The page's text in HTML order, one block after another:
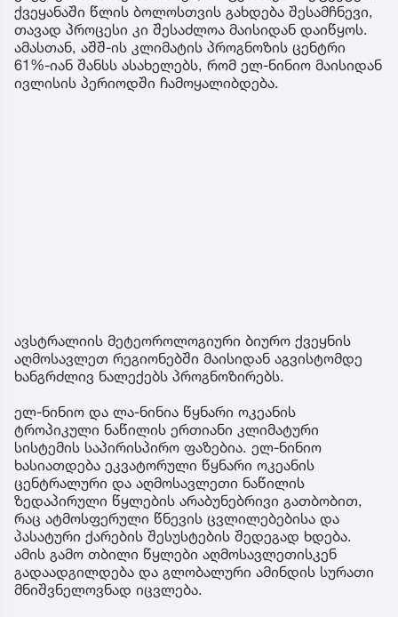
ქვეყანაში წლის ბოლოსთვის გახდება შესამჩნევი,
თავად პროცესი კი შესაძლოა მაისიდან დაიწყოს.
ამასთან, აშშ-ის კლიმატის პროგნოზის ცენტრი
61%-იან შანსს ასახელებს, რომ ელ-ნინიო მაისიდან
ივლისის პერიოდში ჩამოყალიბდება.
ავსტრალიის მეტეოროლოგიური ბიურო ქვეყნის
აღმოსავლეთ რეგიონებში მაისიდან აგვისტომდე
ხანგრძლივ ნალექებს პროგნოზირებს.
ელ-ნინიო და ლა-ნინია წყნარი ოკეანის
ტროპიკული ნაწილის ერთიანი კლიმატური
სისტემის საპირისპირო ფაზებია. ელ-ნინიო
ხასიათდება ეკვატორული წყნარი ოკეანის
ცენტრალური და აღმოსავლეთი ნაწილის
ზედაპირული წყლების არაბუნებრივი გათბობით,
რაც ატმოსფერული წნევის ცვლილებებისა და
პასატური ქარების შესუსტების შედეგად ხდება.
ამის გამო თბილი წყლები აღმოსავლეთისკენ
გადაადგილდება და გლობალური ამინდის სურათი
მნიშვნელოვნად იცვლება.